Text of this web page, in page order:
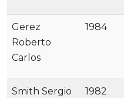
Gerez
Roberto
Carlos
1984
Smith Sergio
1982